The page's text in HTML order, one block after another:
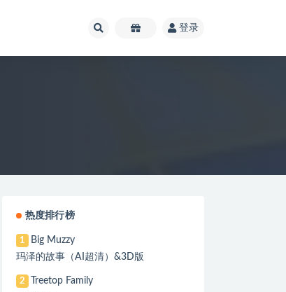
登录
热度排行榜
1
Big Muzzy
玛泽的故事（AI超清）&3D版
2
Treetop Family